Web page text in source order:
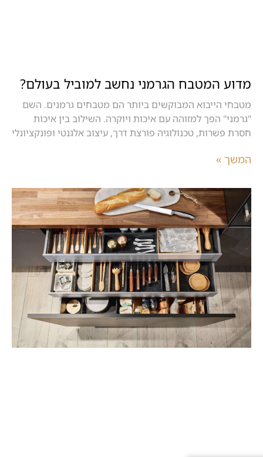
מדוע המטבח הגרמני נחשב למוביל בעולם?
מטבחי הייבוא המבוקשים ביותר הם מטבחים גרמנים. השם
"גרמני" הפך למזוהה עם איכות ויוקרה. השילוב בין איכות
חסרת פשרות, טכנולוגיה פורצת דרך, עיצוב אלגנטי ופונקציונלי
המשך »